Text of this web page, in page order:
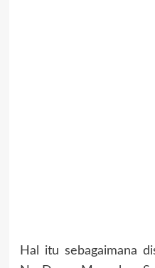
Hal itu sebagaimana